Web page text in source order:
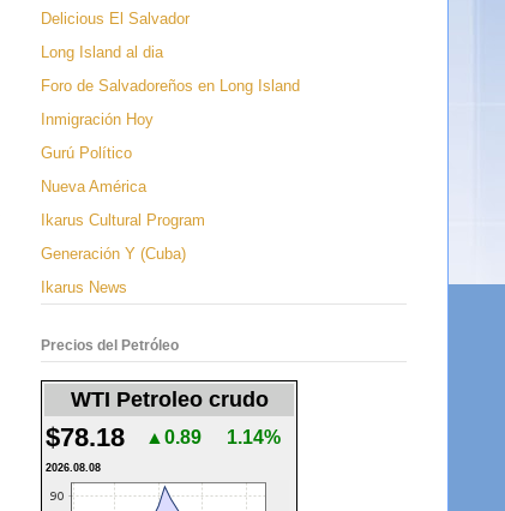
Delicious El Salvador
Long Island al dia
Foro de Salvadoreños en Long Island
Inmigración Hoy
Gurú Político
Nueva América
Ikarus Cultural Program
Generación Y (Cuba)
Ikarus News
Precios del Petróleo
WTI Petroleo crudo
$78.18 ▲0.89 1.14%
2026.08.08